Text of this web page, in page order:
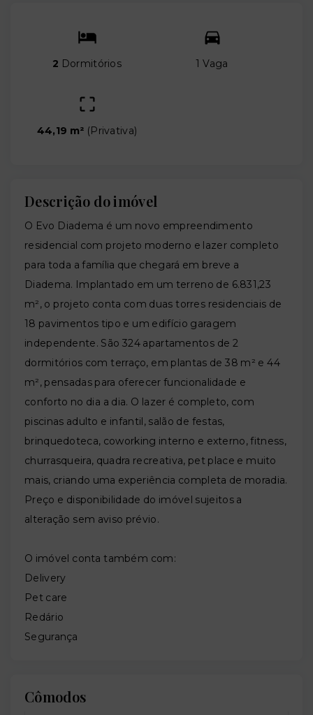
2 Dormitórios 1 Vaga
44,19 m² (Privativa)
Descrição do imóvel
O Evo Diadema é um novo empreendimento
residencial com projeto moderno e lazer completo
para toda a família que chegará em breve a
Diadema. Implantado em um terreno de 6.831,23
m², o projeto conta com duas torres residenciais de
18 pavimentos tipo e um edifício garagem
independente. São 324 apartamentos de 2
dormitórios com terraço, em plantas de 38 m² e 44
m², pensadas para oferecer funcionalidade e
conforto no dia a dia. O lazer é completo, com
piscinas adulto e infantil, salão de festas,
brinquedoteca, coworking interno e externo, fitness,
churrasqueira, quadra recreativa, pet place e muito
mais, criando uma experiência completa de moradia.
Preço e disponibilidade do imóvel sujeitos a
alteração sem aviso prévio.
O imóvel conta também com:
Delivery
Pet care
Redário
Segurança
Cômodos